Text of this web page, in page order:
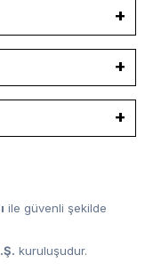
ile güvenli şekilde
kuruluşudur.